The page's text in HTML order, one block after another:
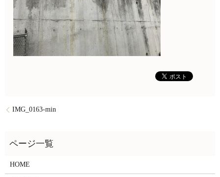
IMG_0163-min
HOME